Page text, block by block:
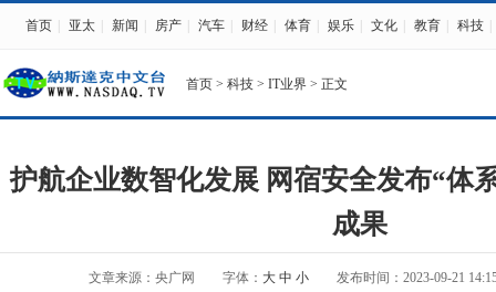
首页 亚太 新闻 房产 汽车 财经 体育 娱乐 文化 教育 科技
首页 > 科技 > IT业界 > 正文
护航企业数智化发展 网宿安全发布“体
成果
文章来源：央广网 字体： 大 中 小 发布时间：2023-09-21